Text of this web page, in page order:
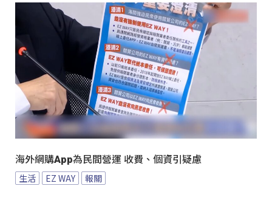
海外網購App為民間營運 收費、個資引疑慮
生活 EZ WAY 報關